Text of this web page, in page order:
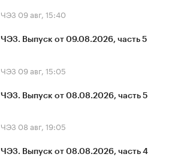
ЧЭЗ 09 авг, 15:40
ЧЭЗ. Выпуск от 09.08.2026, часть 5
ЧЭЗ 09 авг, 15:05
ЧЭЗ. Выпуск от 08.08.2026, часть 5
ЧЭЗ 08 авг, 19:05
ЧЭЗ. Выпуск от 08.08.2026, часть 4